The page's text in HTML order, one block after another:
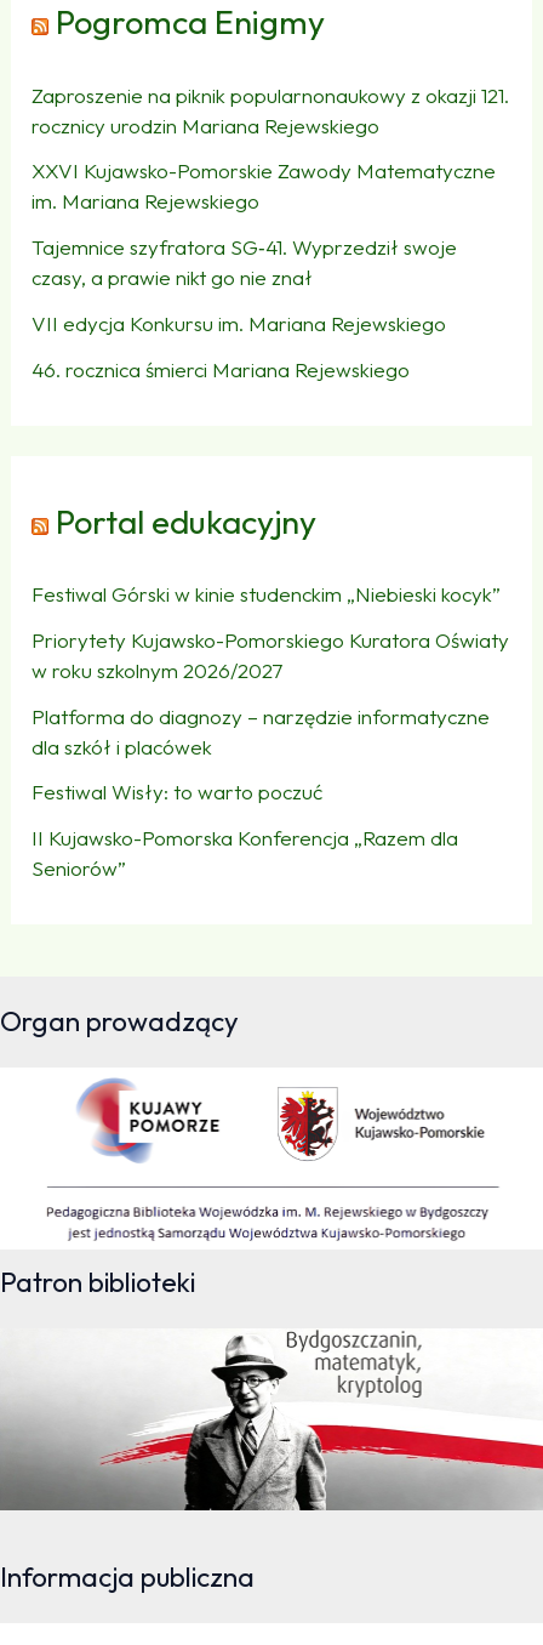
Pogromca Enigmy
Zaproszenie na piknik popularnonaukowy z okazji 121.
rocznicy urodzin Mariana Rejewskiego
XXVI Kujawsko-Pomorskie Zawody Matematyczne
im. Mariana Rejewskiego
Tajemnice szyfratora SG‑41. Wyprzedził swoje
czasy, a prawie nikt go nie znał
VII edycja Konkursu im. Mariana Rejewskiego
46. rocznica śmierci Mariana Rejewskiego
Portal edukacyjny
Festiwal Górski w kinie studenckim „Niebieski kocyk”
Priorytety Kujawsko-Pomorskiego Kuratora Oświaty
w roku szkolnym 2026/2027
Platforma do diagnozy – narzędzie informatyczne
dla szkół i placówek
Festiwal Wisły: to warto poczuć
II Kujawsko-Pomorska Konferencja „Razem dla
Seniorów”
Organ prowadzący
Patron biblioteki
Informacja publiczna